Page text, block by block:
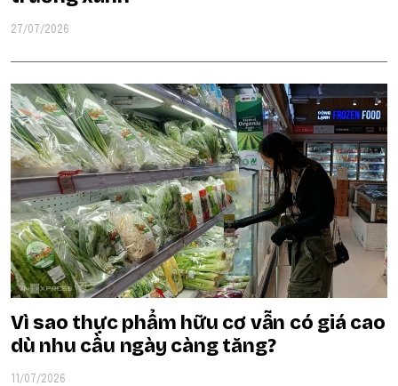
27/07/2026
Vì sao thực phẩm hữu cơ vẫn có giá cao
dù nhu cầu ngày càng tăng?
11/07/2026